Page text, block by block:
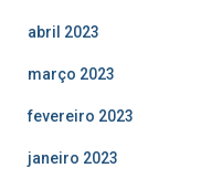
abril 2023
março 2023
fevereiro 2023
janeiro 2023